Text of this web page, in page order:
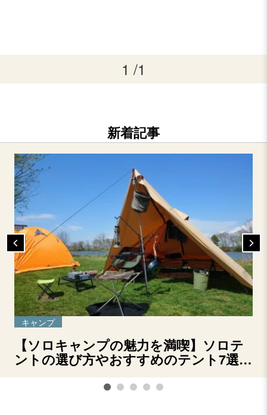
1 /1
新着記事
キャンプ
【ソロキャンプの魅力を満喫】ソロテ
ントの選び方やおすすめのテント7選を